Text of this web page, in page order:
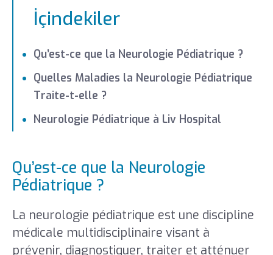
İçindekiler
Qu’est-ce que la Neurologie Pédiatrique ?
Quelles Maladies la Neurologie Pédiatrique
Traite-t-elle ?
Neurologie Pédiatrique à Liv Hospital
Qu’est-ce que la Neurologie
Pédiatrique ?
La neurologie pédiatrique est une discipline
médicale multidisciplinaire visant à
prévenir, diagnostiquer, traiter et atténuer